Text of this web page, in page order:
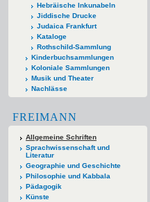
Hebräische Inkunabeln
Jiddische Drucke
Judaica Frankfurt
Kataloge
Rothschild-Sammlung
Kinderbuchsammlungen
Koloniale Sammlungen
Musik und Theater
Nachlässe
FREIMANN
Allgemeine Schriften
Sprachwissenschaft und
Literatur
Geographie und Geschichte
Philosophie und Kabbala
Pädagogik
Künste